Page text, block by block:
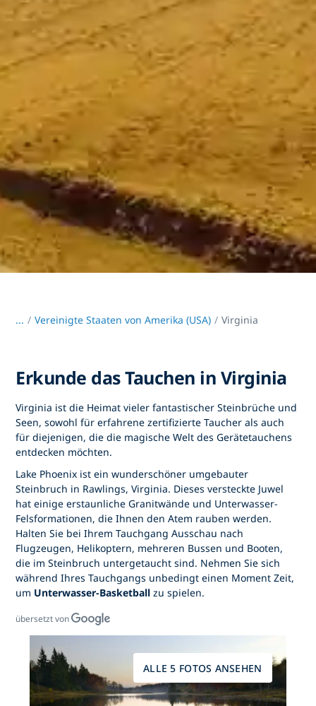
... / Vereinigte Staaten von Amerika (USA) Virginia
Erkunde das Tauchen in Virginia
Virginia ist die Heimat vieler fantastischer Steinbrüche und
Seen, sowohl für erfahrene zertifizierte Taucher als auch
für diejenigen, die die magische Welt des Gerätetauchens
entdecken möchten.
Lake Phoenix ist ein wunderschöner umgebauter
Steinbruch in Rawlings, Virginia. Dieses versteckte Juwel
hat einige erstaunliche Granitwände und Unterwasser-
Felsformationen, die Ihnen den Atem rauben werden.
Halten Sie bei Ihrem Tauchgang Ausschau nach
Flugzeugen, Helikoptern, mehreren Bussen und Booten,
die im Steinbruch untergetaucht sind. Nehmen Sie sich
während Ihres Tauchgangs unbedingt einen Moment Zeit,
um Unterwasser-Basketball zu spielen.
übersetzt von
ALLE 5 FOTOS ANSEHEN